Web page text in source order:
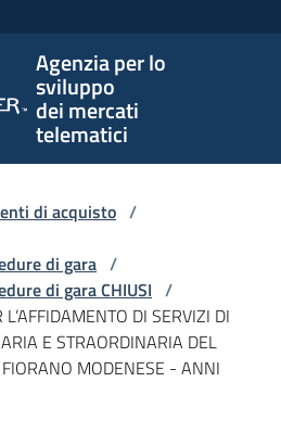
Agenzia per lo
sviluppo
dei mercati
telematici
di acquisto /
di gara /
di gara CHIUSI /
DI SERVIZI DI
E STRAORDINARIA DEL
MODENESE - ANNI